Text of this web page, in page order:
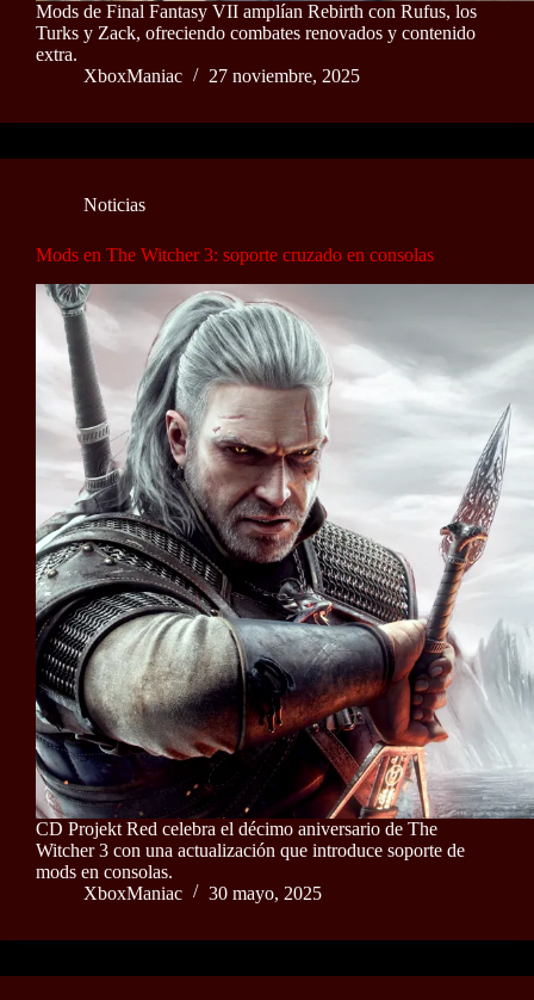
Mods de Final Fantasy VII amplían Rebirth con Rufus, los
Turks y Zack, ofreciendo combates renovados y contenido
extra.
XboxManiac
27 noviembre, 2025
Noticias
Mods en The Witcher 3: soporte cruzado en consolas
CD Projekt Red celebra el décimo aniversario de The
Witcher 3 con una actualización que introduce soporte de
mods en consolas.
XboxManiac
30 mayo, 2025